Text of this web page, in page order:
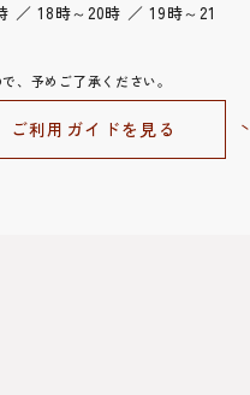
／ 18時～20時 ／ 19時～21
、予めご了承ください。
ご利用ガイドを見る